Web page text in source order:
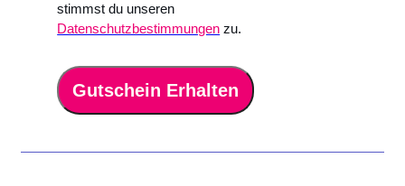
stimmst du unseren
Datenschutzbestimmungen zu.
Gutschein Erhalten